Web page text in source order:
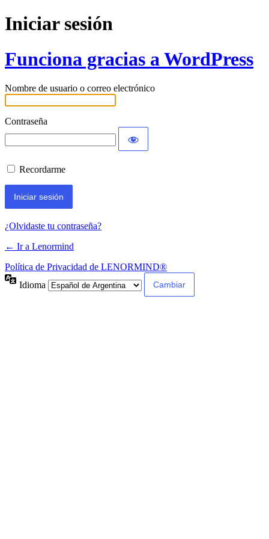
Iniciar sesión
Funciona gracias a WordPress
Nombre de usuario o correo electrónico
Contraseña
Recordarme
¿Olvidaste tu contraseña?
← Ir a Lenormind
Política de Privacidad de LENORMIND®
Idioma